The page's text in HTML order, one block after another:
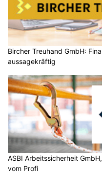
Bircher Treuhand GmbH:
aussagekräftig
ASBI Arbeitssicherheit
vom Profi